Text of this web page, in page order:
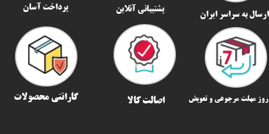
ارسال به سراسر ایران​​​​​​​
پشتیبانی آنلاین پرداخت آسان
اصالت کالا گارانتی محصولات